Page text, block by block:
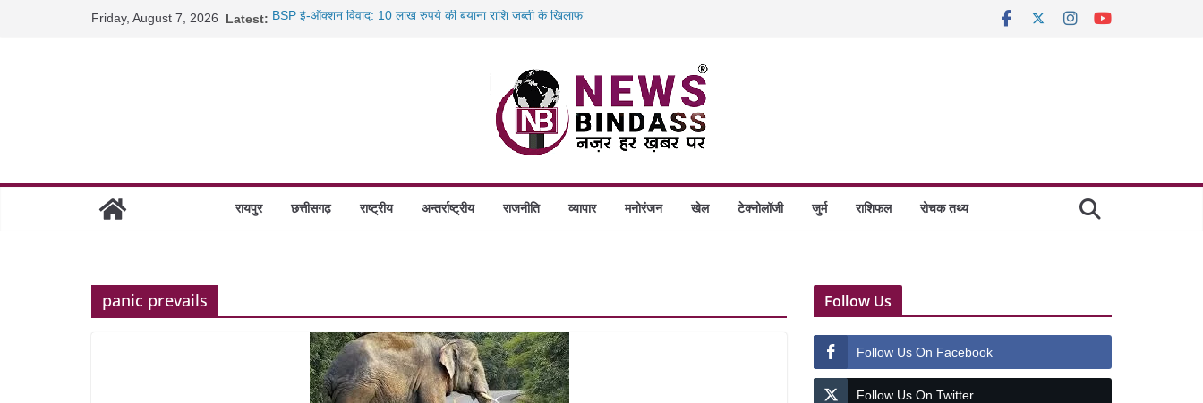
Friday, August 7, 2026 Latest: BSP ई-ऑक्शन विवाद: 10 लाख रुपये की बयाना राशि जब्ती के खिलाफ
छत्तीसगढ़ में 1460 गोधाम होंगे स्थापित, हर विकासखंड के 10 उत्कृष्ट गोठानों
साइबर ठगी पर दुर्ग पुलिस का बड़ा एक्शन: 13 म्यूल बैंक खाताधारक गिरफ्तार
रायपुर छत्तीसगढ़ राष्ट्रीय अन्तर्राष्ट्रीय राजनीति व्यापार मनोरंजन खेल टेक्नोलॉजी जुर्म राशिफल रोचक तथ्य
panic prevails Follow Us
Follow Us On Facebook
Follow Us On Twitter